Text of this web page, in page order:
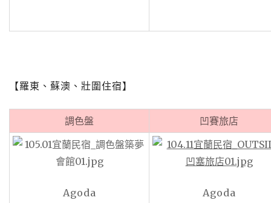
【羅東、蘇澳、壯圍住宿】
調色盤 凹賽旅店
Agoda
Agoda